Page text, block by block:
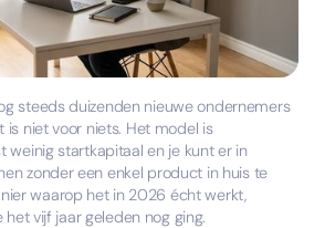
steeds duizenden nieuwe ondernemers
niet voor niets. Het model is
weinig startkapitaal en je kunt er in
zonder een enkel product in huis te
waarop het in 2026 écht werkt,
vijf jaar geleden nog ging.